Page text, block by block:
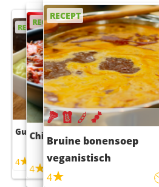
RECEPT
Guacamole
4
RECEPT
Chili con carne
4 45m
RECEPT
Bruine bonensoep
veganistisch
4
RECEPT
Sushi rijstsalade
maaltijdsalade
RECEPT
4